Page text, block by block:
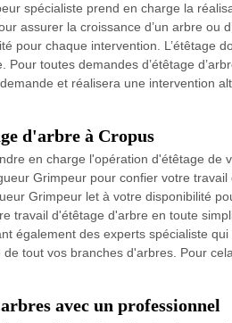
spécialiste prend en charge la
assurer la croissance d’un arbre ou
chaque intervention. L’étêtage
toutes demandes d’étêtage
et réalisera une intervention
d'arbre à Cropus
en charge l'opération d'étêtage de
Grimpeur pour confier votre
Grimpeur let à votre disponibilité
travail d'étêtage d'arbre en toute
également des experts spécialiste
tout vos branches d'arbres. Pour
avec un professionnel